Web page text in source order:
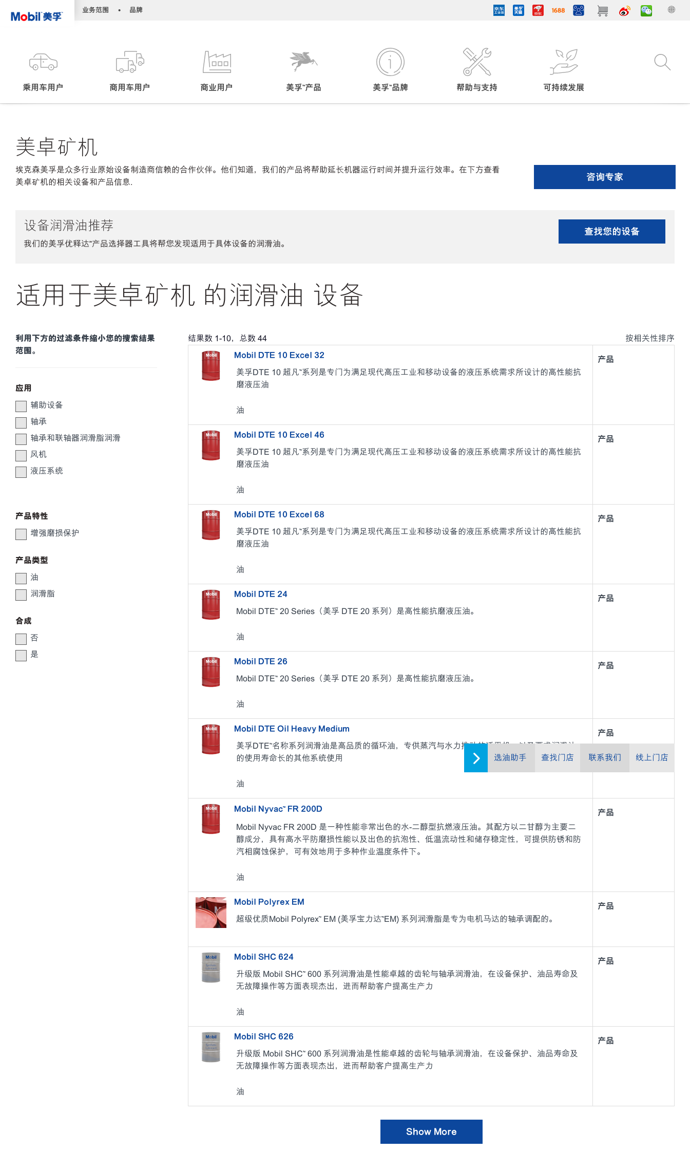
业务范围 • 品牌
乘用车用户 商用车用户 商业用户 美孚™产品 美孚™品牌 帮助与支持 可持续发展
选油助手 查找门店 联系我们 线上门店
美卓矿机
埃克森美孚是众多行业原始设备制造商信赖的合作伙伴。他们知道，我们的产品将帮助延长机器运行时间并提升运行效率。在下方查看
美卓矿机的相关设备和产品信息.
咨询专家
设备润滑油推荐
我们的美孚优释达℠产品选择器工具将帮您发现适用于具体设备的润滑油。
查找您的设备
适用于美卓矿机 的润滑油 设备
利用下方的过滤条件缩小您的搜索结果
范围。
应用
辅助设备
轴承
轴承和联轴器润滑脂润滑
风机
液压系统
产品特性
增强磨损保护
产品类型
油
润滑脂
合成
否
是
结果数 1-10，总数 44 按相关性排序
Mobil DTE 10 Excel 32
美孚DTE 10 超凡™系列是专门为满足现代高压工业和移动设备的液压系统需求所设计的高性能抗
磨液压油
油
产品
Mobil DTE 10 Excel 46
美孚DTE 10 超凡™系列是专门为满足现代高压工业和移动设备的液压系统需求所设计的高性能抗
磨液压油
油
产品
Mobil DTE 10 Excel 68
美孚DTE 10 超凡™系列是专门为满足现代高压工业和移动设备的液压系统需求所设计的高性能抗
磨液压油
油
产品
Mobil DTE 24
Mobil DTE™ 20 Series（美孚 DTE 20 系列）是高性能抗磨液压油。
油
产品
Mobil DTE 26
Mobil DTE™ 20 Series（美孚 DTE 20 系列）是高性能抗磨液压油。
油
产品
Mobil DTE Oil Heavy Medium
美孚DTE™名称系列润滑油是高品质的循环油，专供蒸汽与水力推动的透平机，以及要求润滑油
的使用寿命长的其他系统使用
油
产品
Mobil Nyvac™ FR 200D
Mobil Nyvac FR 200D 是一种性能非常出色的水-二醇型抗燃液压油。其配方以二甘醇为主要二
醇成分，具有高水平防磨损性能以及出色的抗泡性、低温流动性和储存稳定性，可提供防锈和防
汽相腐蚀保护，可有效地用于多种作业温度条件下。
油
产品
Mobil Polyrex EM
超级优质Mobil Polyrex™ EM (美孚宝力达™EM) 系列润滑脂是专为电机马达的轴承调配的。
产品
Mobil SHC 624
升级版 Mobil SHC™ 600 系列润滑油是性能卓越的齿轮与轴承润滑油，在设备保护、油品寿命及
无故障操作等方面表现杰出，进而帮助客户提高生产力
油
产品
Mobil SHC 626
升级版 Mobil SHC™ 600 系列润滑油是性能卓越的齿轮与轴承润滑油，在设备保护、油品寿命及
无故障操作等方面表现杰出，进而帮助客户提高生产力
油
产品
Show More